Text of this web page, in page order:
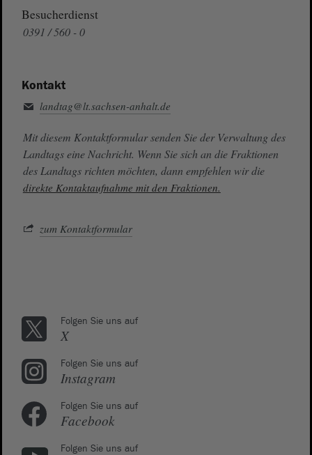
Besucherdienst
0391 / 560 - 0
Kontakt
landtag@lt.sachsen-anhalt.de
Mit diesem Kontaktformular senden Sie der Verwaltung des
Landtags eine Nachricht. Wenn Sie sich an die Fraktionen
des Landtags richten möchten, dann empfehlen wir die
direkte Kontaktaufnahme mit den Fraktionen.
zum Kontaktformular
Folgen Sie uns auf
X
Folgen Sie uns auf
Instagram
Folgen Sie uns auf
Facebook
Folgen Sie uns auf